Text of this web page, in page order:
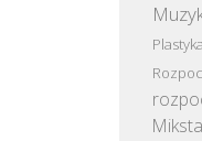
Plastyka